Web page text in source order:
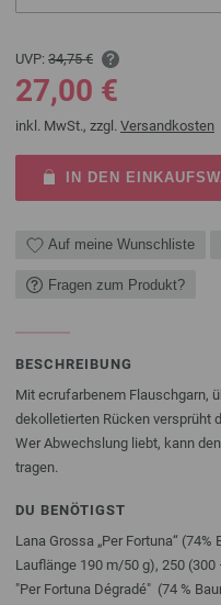
UVP: 34,75 €
27,00 €
inkl. MwSt., zzgl. Versandkosten
IN DEN
Auf meine Wunschliste
Fragen zum Produkt?
BESCHREIBUNG
Mit ecrufarbenem Flauschgarn,
dekolletierten Rücken versprüht
Wer Abwechslung liebt, kann
tragen.
DU BENÖTIGST
Lana Grossa „Per Fortuna“
Lauflänge 190 m/50 g), 250
"Per Fortuna Dégradé" (74 %